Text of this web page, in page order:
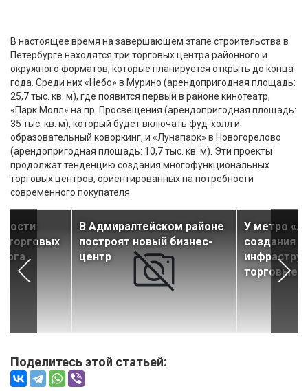
В настоящее время на завершающем этапе строительства в
Петербурге находятся три торговых центра районного и
окружного форматов, которые планируется открыть до конца
года. Среди них «Небо» в Мурино (арендопригодная площадь:
25,7 тыс. кв. м), где появится первый в районе кинотеатр,
«Парк Молл» на пр. Просвещения (арендопригодная площадь:
35 тыс. кв. м), который будет включать фуд-холл и
образовательный коворкинг, и «Лунапарк» в Новогорелово
(арендопригодная площадь: 10,7 тыс. кв. м). Эти проекты
продолжат тенденцию создания многофункциональных
торговых центров, ориентированных на потребности
современного покупателя.
торговых
В Адмиралтейском районе
построят новый бизнес-
центр
У метро
создания
торговые
Поделитесь этой статьей: